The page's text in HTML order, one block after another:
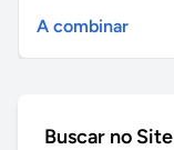
A combinar
Buscar no Site